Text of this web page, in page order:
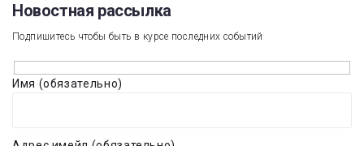
Новостная рассылка​
Подпишитесь чтобы быть в курсе последних событий
Имя (обязательно)